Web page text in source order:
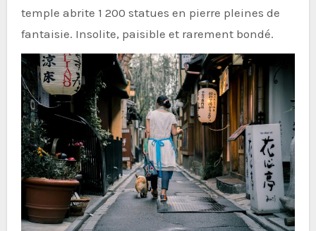
temple abrite 1 200 statues en pierre pleines de
fantaisie. Insolite, paisible et rarement bondé.